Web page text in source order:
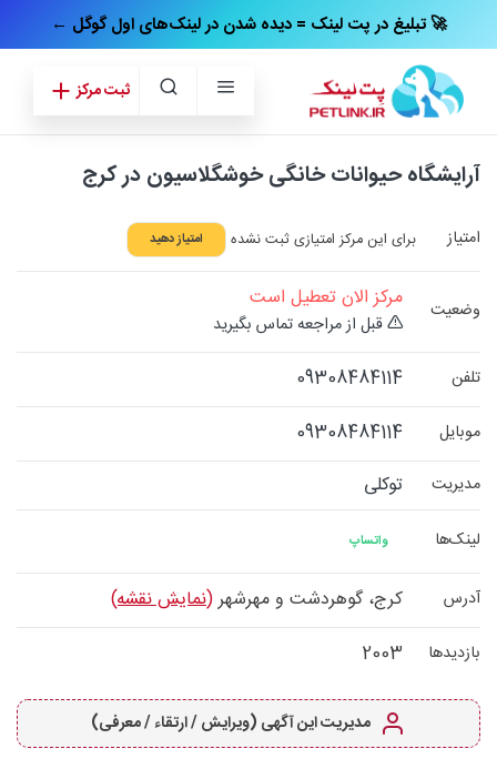
← تبلیغ در پت‌ لینک = دیده شدن در لینک‌های اول گوگل 🚀
ثبت مرکز
آرایشگاه حیوانات خانگی خوشگلاسیون در کرج
امتیاز برای این مرکز امتیازی ثبت نشده امتیاز دهید
وضعیت مرکز الان تعطیل است
قبل از مراجعه تماس بگیرید
تلفن
09308484114
موبایل 09308484114
مدیریت توکلی
لینک‌ها واتساپ
آدرس کرج، گوهردشت و مهرشهر(نمایش نقشه)
بازدیدها 2003
مدیریت این آگهی (ویرایش / ارتقاء / معرفی)